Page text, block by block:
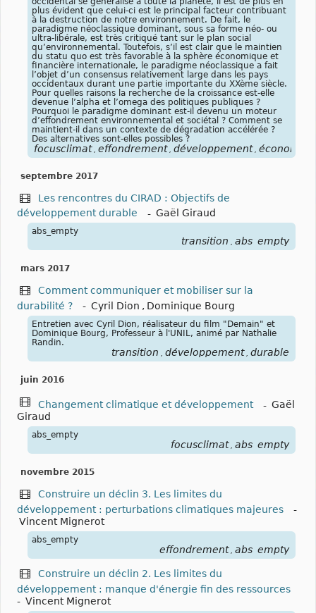
plus évident que celui-ci est le principal facteur contribuant
à la destruction de notre environnement. De fait, le
paradigme néoclassique dominant, sous sa forme néo- ou
ultra-libérale, est très critiqué tant sur le plan social
qu’environnemental. Toutefois, s’il est clair que le maintien
du statu quo est très favorable à la sphère économique et
financière internationale, le paradigme néoclassique a fait
l’objet d’un consensus relativement large dans les pays
occidentaux durant une partie importante du XXème siècle.
Pour quelles raisons la recherche de la croissance est-elle
devenue l’alpha et l’omega des politiques publiques ?
Pourquoi le paradigme dominant est-il devenu un moteur
d’effondrement environnemental et sociétal ? Comment se
maintient-il dans un contexte de dégradation accélérée ?
Des alternatives sont-elles possibles ?
focusclimat effondrement développement
septembre 2017
Les rencontres du CIRAD : Objectifs de
développement durable
- Gaël Giraud
abs_empty
transition , abs_empty
mars 2017
Comment communiquer et mobiliser sur la
durabilité ?
- Cyril Dion , Dominique Bourg
Entretien avec Cyril Dion, réalisateur du film "Demain" et
Dominique Bourg, Professeur à l'UNIL, animé par Nathalie
Randin.
transition développement durable
juin 2016
Changement climatique et développement - Gaël
Giraud
abs_empty
focusclimat , abs_empty
novembre 2015
Construire un déclin 3. Les limites du
développement : perturbations climatiques majeures
-
Vincent Mignerot
abs_empty
effondrement abs_empty
Construire un déclin 2. Les limites du
développement : manque d'énergie fin des ressources
- Vincent Mignerot